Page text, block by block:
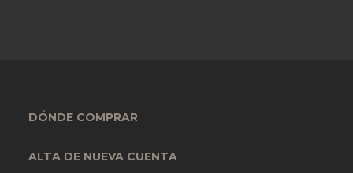
DÓNDE COMPRAR
ALTA DE NUEVA CUENTA